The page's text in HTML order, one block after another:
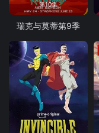
第10集
瑞克与莫蒂第9季